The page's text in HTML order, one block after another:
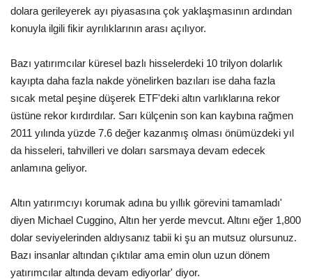
dolara gerileyerek ayı piyasasına çok yaklaşmasının ardından
konuyla ilgili fikir ayrılıklarının arası açılıyor.
Bazı yatırımcılar küresel bazlı hisselerdeki 10 trilyon dolarlık
kayıpta daha fazla nakde yönelirken bazıları ise daha fazla
sıcak metal peşine düşerek ETF'deki altın varlıklarına rekor
üstüne rekor kırdırdılar. Sarı külçenin son kan kaybına rağmen
2011 yılında yüzde 7.6 değer kazanmış olması önümüzdeki yıl
da hisseleri, tahvilleri ve doları sarsmaya devam edecek
anlamına geliyor.
Altın yatırımcıyı korumak adına bu yıllık görevini tamamladı'
diyen Michael Cuggino, Altın her yerde mevcut. Altını eğer 1,800
dolar seviyelerinden aldıysanız tabii ki şu an mutsuz olursunuz.
Bazı insanlar altından çıktılar ama emin olun uzun dönem
yatırımcılar altında devam ediyorlar' diyor.